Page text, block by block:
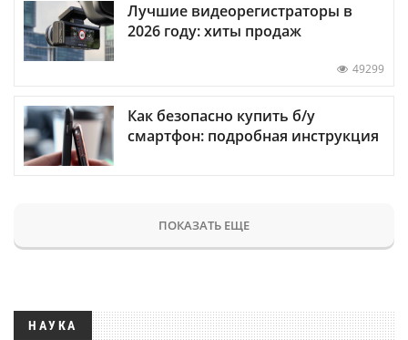
Лучшие видеорегистраторы в
2026 году: хиты продаж
49299
Как безопасно купить б/у
смартфон: подробная инструкция
ПОКАЗАТЬ ЕЩЕ
НАУКА